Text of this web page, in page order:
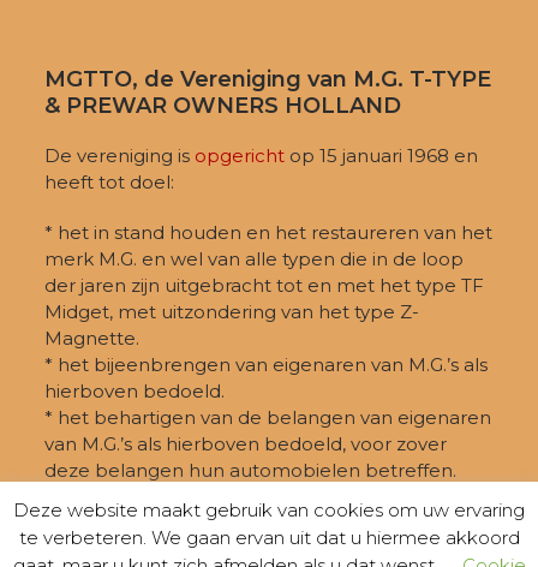
MGTTO, de Vereniging van M.G. T-TYPE
& PREWAR OWNERS HOLLAND
De vereniging is opgericht op 15 januari 1968 en
heeft tot doel:
* het in stand houden en het restaureren van het
merk M.G. en wel van alle typen die in de loop
der jaren zijn uitgebracht tot en met het type TF
Midget, met uitzondering van het type Z-
Magnette.
* het bijeenbrengen van eigenaren van M.G.’s als
hierboven bedoeld.
* het behartigen van de belangen van eigenaren
van M.G.’s als hierboven bedoeld, voor zover
deze belangen hun automobielen betreffen.
Deze website maakt gebruik van cookies om uw ervaring
te verbeteren. We gaan ervan uit dat u hiermee akkoord